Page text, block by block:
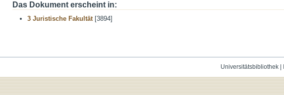
Das Dokument erscheint in:
3 Juristische Fakultät[3894]
Universitätsbibliothek|